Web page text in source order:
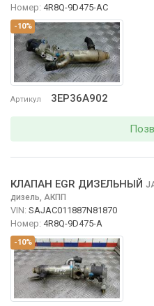
-10%
Артикул 3EP36A902
Номер: 4R8Q-9D475-AC
-10%
КЛАПАН EGR ДИЗЕЛЬНЫЙ
дизель, АКПП
VIN: SAJAC011887N81870
Номер: 4R8Q-9D475-A